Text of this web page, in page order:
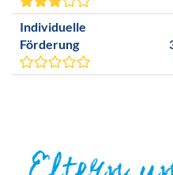
Individuelle
Förderung